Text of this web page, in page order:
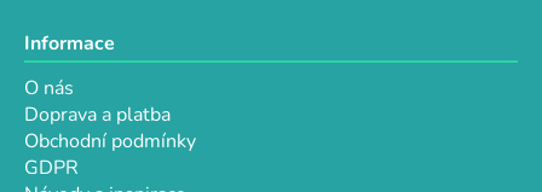
Informace
O nás
Doprava a platba
Obchodní podmínky
GDPR